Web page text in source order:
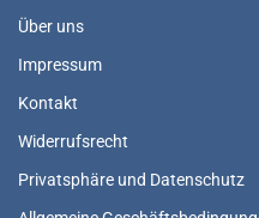
Über uns
Impressum
Kontakt
Widerrufsrecht
Privatsphäre und Datenschutz